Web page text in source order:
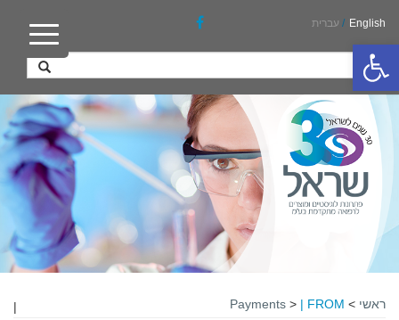
פתח סרגל נגישות
English
/ עברית
ראשי >
Payments > | FROM
|